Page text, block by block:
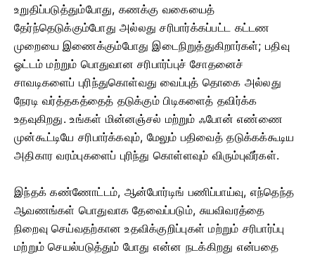
உறுதிப்படுத்தும்போது, ​​கணக்கு வகையைத்
தேர்ந்தெடுக்கும்போது அல்லது சரிபார்க்கப்பட்ட கட்டண
முறையை இணைக்கும்போது இடைநிறுத்துகிறார்கள்; பதிவு
ஓட்டம் மற்றும் பொதுவான சரிபார்ப்புச் சோதனைச்
சாவடிகளைப் புரிந்துகொள்வது வைப்புத் தொகை அல்லது
நேரடி வர்த்தகத்தைத் தடுக்கும் பிடிகளைத் தவிர்க்க
உதவுகிறது. உங்கள் மின்னஞ்சல் மற்றும் ஃபோன் எண்ணை
முன்கூட்டியே சரிபார்க்கவும், மேலும் பதிவைத் தடுக்கக்கூடிய
அதிகார வரம்புகளைப் புரிந்து கொள்ளவும் விரும்புவீர்கள்.
இந்தக் கண்ணோட்டம், ஆன்போர்டிங் பணிப்பாய்வு, எந்தெந்த
ஆவணங்கள் பொதுவாக தேவைப்படும், சுயவிவரத்தை
நிறைவு செய்வதற்கான உதவிக்குறிப்புகள் மற்றும் சரிபார்ப்பு
மற்றும் செயல்படுத்தும் போது என்ன நடக்கிறது என்பதை